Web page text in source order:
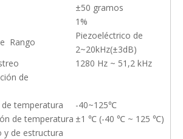
±50 gramos
1%
Rango
Piezoeléctrico de
2~20kHz(±3dB)
1280 Hz ~ 51,2 kHz
de
temperatura
-40~125℃
de temperatura ±1 ℃ (-40 ℃ ~ 125 ℃)
y de estructura